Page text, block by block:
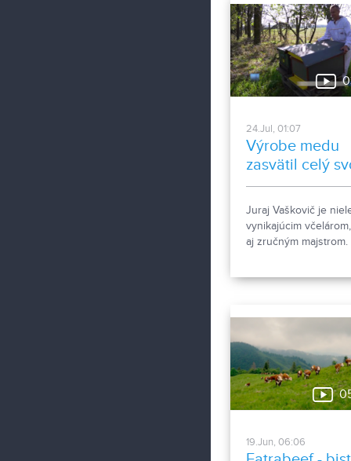
24.Jul, 01:07
Výrobe medu
zasvätil celý
život
Juraj Vaškovič je
vynikajúcim
aj zručným majstrom.
jej účinkoch ešte
nepočuli, pozrite si
nasledujúcu reportáž.
19.Jun, 06:06